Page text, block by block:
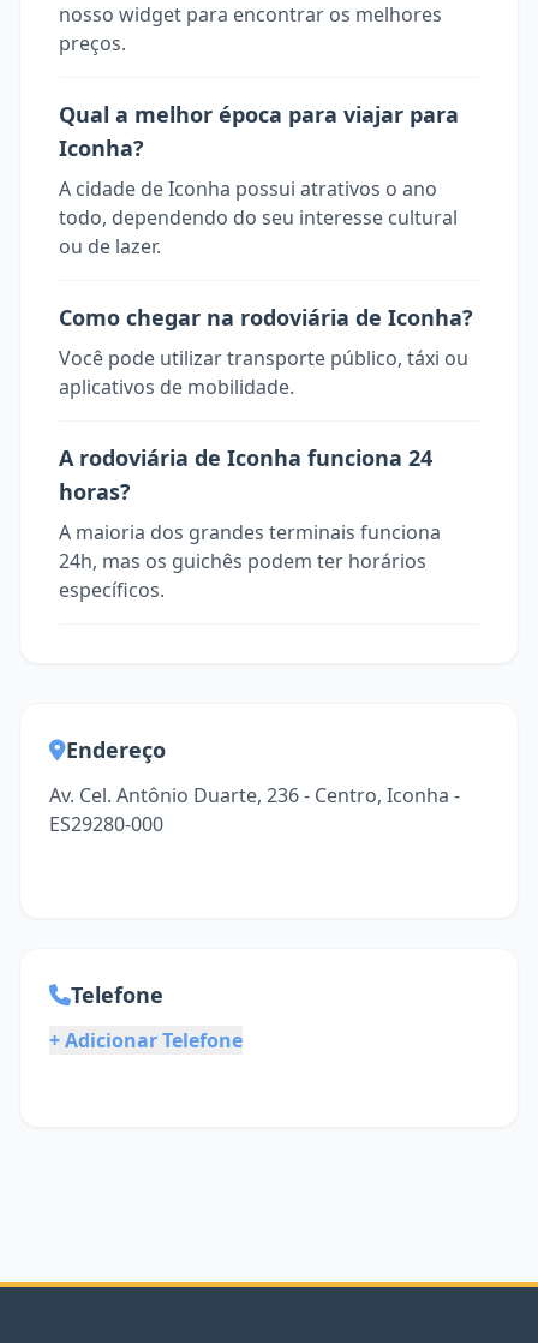
nosso widget para encontrar os melhores
preços.
Qual a melhor época para viajar para
Iconha?
A cidade de Iconha possui atrativos o ano
todo, dependendo do seu interesse cultural
ou de lazer.
Como chegar na rodoviária de Iconha?
Você pode utilizar transporte público, táxi ou
aplicativos de mobilidade.
A rodoviária de Iconha funciona 24
horas?
A maioria dos grandes terminais funciona
24h, mas os guichês podem ter horários
específicos.
Endereço
Av. Cel. Antônio Duarte, 236 - Centro, Iconha -
ES29280-000
Telefone
+ Adicionar Telefone